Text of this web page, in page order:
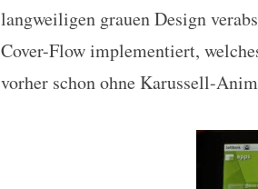
langweiligen grauen Design
Cover-Flow implementiert,
vorher schon ohne Karussell-